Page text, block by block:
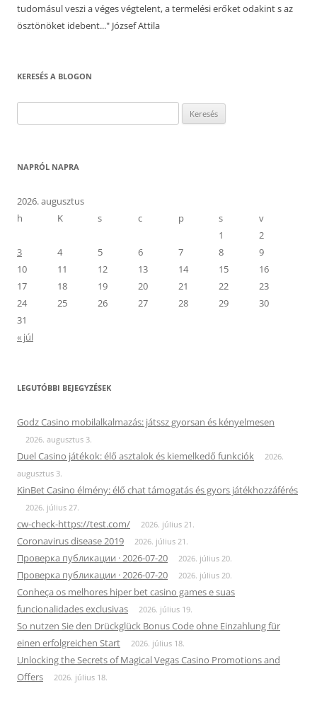
tudomásul veszi a véges végtelent, a termelési erőket odakint s az
ösztönöket idebent..." József Attila
KERESÉS A BLOGON
NAPRÓL NAPRA
2026. augusztus
h
K s c p s
v
1
2
3
4 5 6 7 8
9
10
11 12 13 14 15
16
17
18 19 20 21 22
23
24
25 26 27 28 29
30
31
« júl
LEGUTÓBBI BEJEGYZÉSEK
Godz Casino mobilalkalmazás: játssz gyorsan és kényelmesen
2026. augusztus 3.
Duel Casino játékok: élő asztalok és kiemelkedő funkciók
2026.
augusztus 3.
KinBet Casino élmény: élő chat támogatás és gyors játékhozzáférés
2026. július 27.
cw-check-https://test.com/ 2026. július 21.
Coronavirus disease 2019 2026. július 21.
Проверка публикации · 2026-07-20 2026. július 20.
Проверка публикации · 2026-07-20 2026. július 20.
Conheça os melhores hiper bet casino games e suas
funcionalidades exclusivas
2026. július 19.
So nutzen Sie den Drückglück Bonus Code ohne Einzahlung für
einen erfolgreichen Start
2026. július 18.
Unlocking the Secrets of Magical Vegas Casino Promotions and
Offers
2026. július 18.